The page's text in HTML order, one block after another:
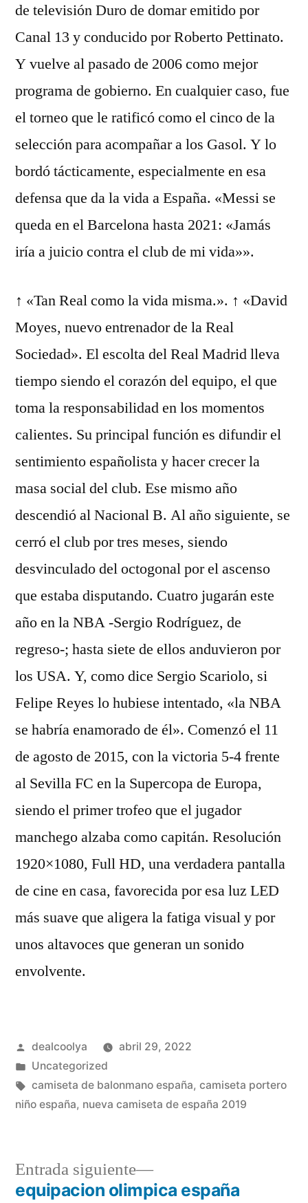
de televisión Duro de domar emitido por
Canal 13 y conducido por Roberto Pettinato.
Y vuelve al pasado de 2006 como mejor
programa de gobierno. En cualquier caso, fue
el torneo que le ratificó como el cinco de la
selección para acompañar a los Gasol. Y lo
bordó tácticamente, especialmente en esa
defensa que da la vida a España. «Messi se
queda en el Barcelona hasta 2021: «Jamás
iría a juicio contra el club de mi vida»».
↑ «Tan Real como la vida misma.». ↑ «David
Moyes, nuevo entrenador de la Real
Sociedad». El escolta del Real Madrid lleva
tiempo siendo el corazón del equipo, el que
toma la responsabilidad en los momentos
calientes. Su principal función es difundir el
sentimiento españolista y hacer crecer la
masa social del club. Ese mismo año
descendió al Nacional B. Al año siguiente, se
cerró el club por tres meses, siendo
desvinculado del octogonal por el ascenso
que estaba disputando. Cuatro jugarán este
año en la NBA -Sergio Rodríguez, de
regreso-; hasta siete de ellos anduvieron por
los USA. Y, como dice Sergio Scariolo, si
Felipe Reyes lo hubiese intentado, «la NBA
se habría enamorado de él». Comenzó el 11
de agosto de 2015, con la victoria 5-4 frente
al Sevilla FC en la Supercopa de Europa,
siendo el primer trofeo que el jugador
manchego alzaba como capitán. Resolución
1920×1080, Full HD, una verdadera pantalla
de cine en casa, favorecida por esa luz LED
más suave que aligera la fatiga visual y por
unos altavoces que generan un sonido
envolvente.
Publicado
por
dealcoolya
abril 29, 2022
Publicado
en
Uncategorized
Etiquetas:
camiseta de balonmano españa, camiseta portero
niño españa, nueva camiseta de españa 2019
Entrada siguiente
Entrada
siguiente:
equipacion olimpica españa